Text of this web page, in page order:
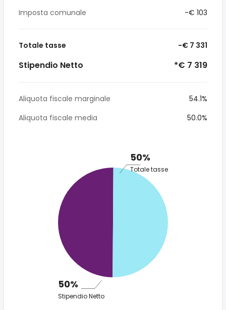
Imposta comunale
-€ 103
Totale tasse -€ 7 331
Stipendio Netto *€ 7 319
Aliquota fiscale marginale
54.1%
Aliquota fiscale media
50.0%
50%
Totale tasse
50%
Stipendio Netto